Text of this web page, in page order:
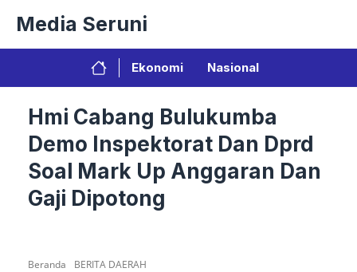
isi
Media Seruni
Ekonomi Nasional
Hmi Cabang Bulukumba
Demo Inspektorat Dan Dprd
Soal Mark Up Anggaran Dan
Gaji Dipotong
Beranda BERITA DAERAH